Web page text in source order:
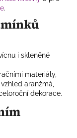
.
i skleněné
materiály,
aranžmá,
dekorace.